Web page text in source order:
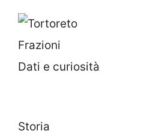
Frazioni
Dati e curiosità
Storia